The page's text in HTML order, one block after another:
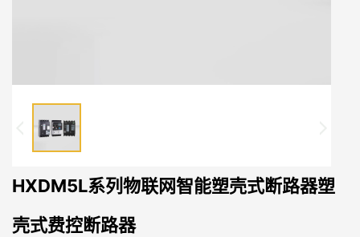
HXDM5L系列物联网智能塑壳式断路器塑
壳式费控断路器